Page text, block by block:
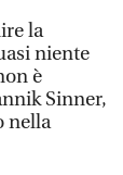
la
niente
è
Sinner,
nella